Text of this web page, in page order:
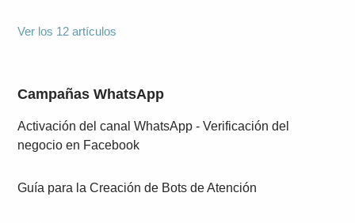
Ver los 12 artículos
Campañas WhatsApp
Activación del canal WhatsApp - Verificación del
negocio en Facebook
Guía para la Creación de Bots de Atención